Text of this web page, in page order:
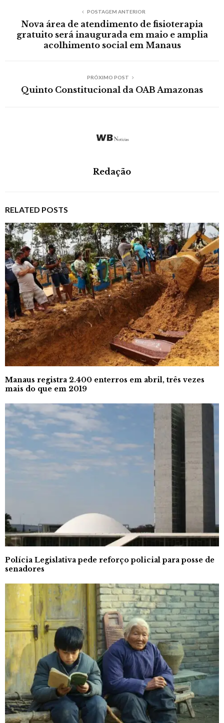
POSTAGEM ANTERIOR
Nova área de atendimento de fisioterapia
gratuito será inaugurada em maio e amplia
acolhimento social em Manaus
PRÓXIMO POST
Quinto Constitucional da OAB Amazonas
Redação
RELATED POSTS
Manaus registra 2.400 enterros em abril, três vezes
mais do que em 2019
Polícia Legislativa pede reforço policial para posse de
senadores